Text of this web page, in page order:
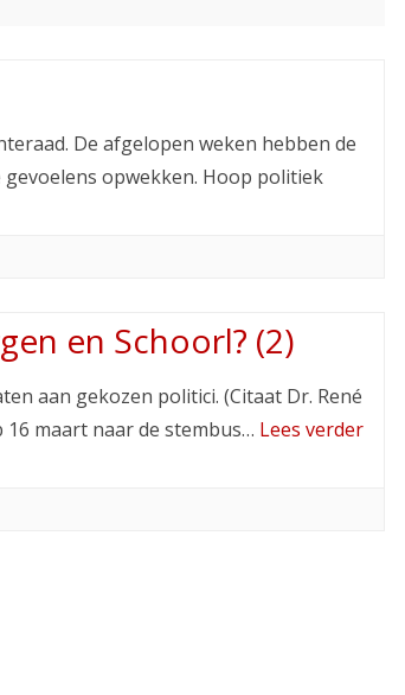
De afgelopen weken hebben de
opwekken. Hoop politiek
en Schoorl? (2)
aan gekozen politici. (Citaat Dr. René
maart naar de stembus… Lees verder